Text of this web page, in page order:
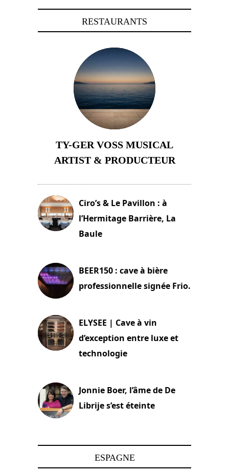
RESTAURANTS
TY-GER VOSS MUSICAL
ARTIST & PRODUCTEUR
Ciro’s & Le Pavillon : à
l’Hermitage Barrière, La
Baule
BEER150 : cave à bière
professionnelle signée Frio.
ELYSEE | Cave à vin
d’exception entre luxe et
technologie
Jonnie Boer, l’âme de De
Librije s’est éteinte
ESPAGNE